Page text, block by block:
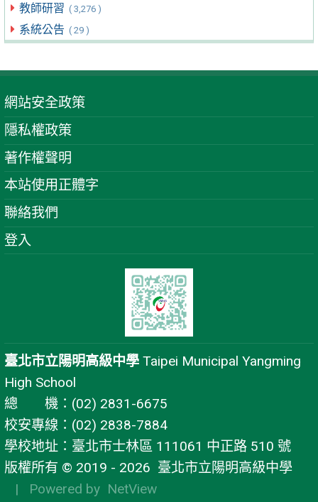
教師研習 ( 3,276 )
系統公告 ( 29 )
網站安全政策
隱私權政策
著作權聲明
本站使用正體字
聯絡我們
登入
臺北市立陽明高級中學 Taipei Municipal Yangming
High School
總 機：(02) 2831-6675
校安專線：(02) 2838-7884
學校地址：臺北市士林區 111061 中正路 510 號
版權所有 © 2019 - 2026 臺北市立陽明高級中學
| Powered by NetView